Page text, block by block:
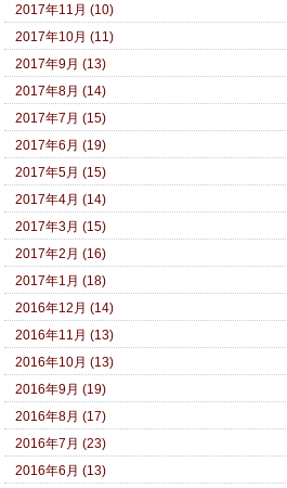
2017年11月 (10)
2017年10月 (11)
2017年9月 (13)
2017年8月 (14)
2017年7月 (15)
2017年6月 (19)
2017年5月 (15)
2017年4月 (14)
2017年3月 (15)
2017年2月 (16)
2017年1月 (18)
2016年12月 (14)
2016年11月 (13)
2016年10月 (13)
2016年9月 (19)
2016年8月 (17)
2016年7月 (23)
2016年6月 (13)